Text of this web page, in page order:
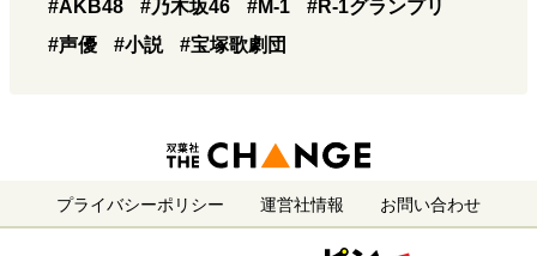
#AKB48
#乃木坂46 #M-1
#R-1グランプリ
#声優
#小説 #宝塚歌劇団
プライバシーポリシー 運営社情報 お問い合わせ